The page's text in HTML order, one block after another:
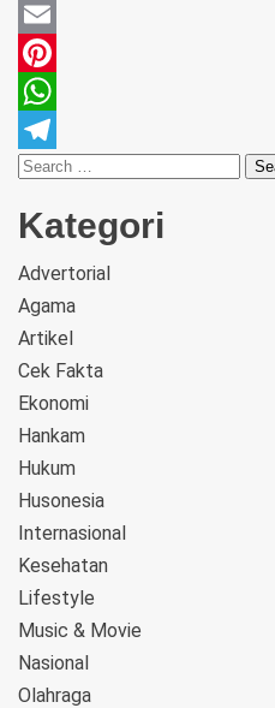
Twitter
Email
Pinterest
WhatsApp
Telegram
Kategori
Advertorial
Agama
Artikel
Cek Fakta
Ekonomi
Hankam
Hukum
Husonesia
Internasional
Kesehatan
Lifestyle
Music & Movie
Nasional
Olahraga